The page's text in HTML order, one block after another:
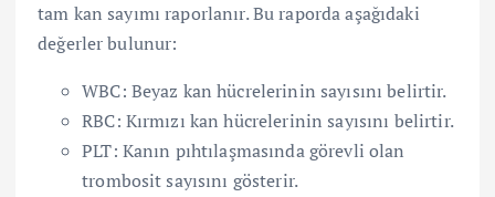
tam kan sayımı raporlanır. Bu raporda aşağıdaki
değerler bulunur:
WBC: Beyaz kan hücrelerinin sayısını belirtir.
RBC: Kırmızı kan hücrelerinin sayısını belirtir.
PLT: Kanın pıhtılaşmasında görevli olan
trombosit sayısını gösterir.